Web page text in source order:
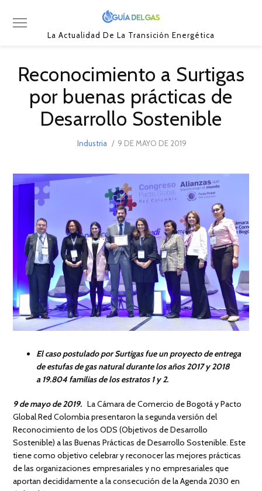
La Actualidad De La Transición Energética
Reconocimiento a Surtigas
por buenas prácticas de
Desarrollo Sostenible
Industria
POSTED
9 DE MAYO DE 2019
2019
El caso postulado por Surtigas fue un proyecto de entrega
de estufas de gas natural durante los años 2017 y 2018
a 19.804 familias de los estratos 1 y 2.
9 de mayo de 2019. La Cámara de Comercio de Bogotá y Pacto
Global Red Colombia presentaron la segunda versión del
Reconocimiento de los ODS (Objetivos de Desarrollo
Sostenible) a las Buenas Prácticas de Desarrollo Sostenible. Este
tiene como objetivo celebrar y reconocer las mejores prácticas
de las organizaciones empresariales y no empresariales que
aportan decididamente a la consecución de la Agenda 2030 en